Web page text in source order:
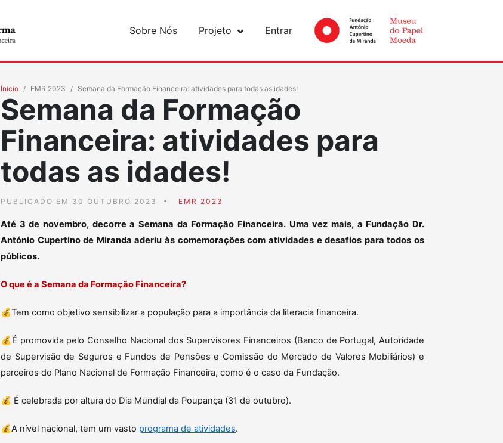
Sobre Nós Projeto Entrar
Ínicio EMR 2023 Semana da Formação Financeira: atividades para todas as idades!
Semana da Formação
Financeira: atividades para
todas as idades!
PUBLICADO EM 30 OUTUBRO 2023 EMR 2023
Até 3 de novembro, decorre a Semana da Formação Financeira. Uma vez mais, a Fundação Dr.
António Cupertino de Miranda aderiu às comemorações com atividades e desafios para todos os
públicos.
O que é a Semana da Formação Financeira?
💰Tem como objetivo sensibilizar a população para a importância da literacia financeira.
💰É promovida pelo Conselho Nacional dos Supervisores Financeiros (Banco de Portugal, Autoridade
de Supervisão de Seguros e Fundos de Pensões e Comissão do Mercado de Valores Mobiliários) e
parceiros do Plano Nacional de Formação Financeira, como é o caso da Fundação.
💰 É celebrada por altura do Dia Mundial da Poupança (31 de outubro).
💰A nível nacional, tem um vasto programa de atividades.